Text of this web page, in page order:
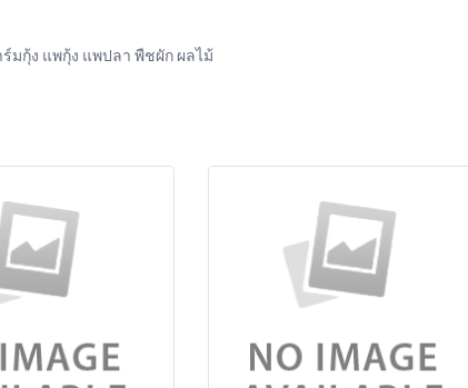
มกุ้ง แพกุ้ง แพปลา พืชผัก ผลไม้